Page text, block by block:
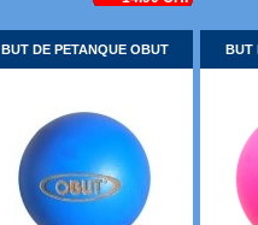
BUT DE PETANQUE OBUT BUT